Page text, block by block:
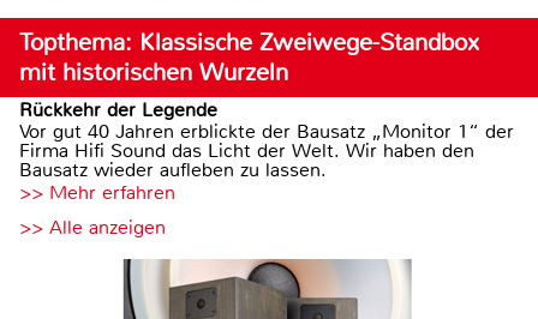
Topthema: Klassische Zweiwege-Standbox
mit historischen Wurzeln
Rückkehr der Legende
Vor gut 40 Jahren erblickte der Bausatz „Monitor 1“ der
Firma Hifi Sound das Licht der Welt. Wir haben den
Bausatz wieder aufleben zu lassen.
>> Mehr erfahren
>> Alle anzeigen